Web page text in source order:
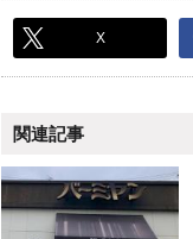
X
関連記事